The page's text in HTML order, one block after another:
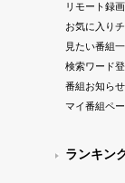
リモート録
お気に入り
見たい番組
検索ワード
番組お知ら
マイ番組ペ
ランキン